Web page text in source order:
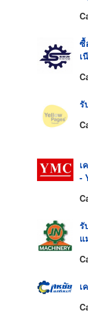
ซื้
เ
รั
เ
-
รั
แ
เ